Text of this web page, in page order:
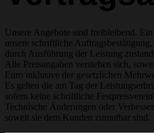
Unsere Angebote sind freibleibend.
unsere schriftliche
durch Ausführung der Leistung
Alle Preisangaben verstehen sich,
Euro inklusive der gesetzlichen
Es gelten die am Tag der
sofern keine schriftliche
Technische Änderungen oder
soweit sie dem Kunden zumutbar sind.